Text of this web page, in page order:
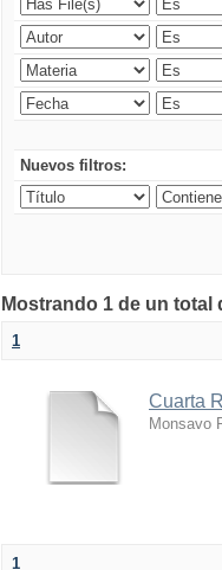
Nuevos filtros:
Mostrando 1 de un
1
Cuarta
Monsavo
1